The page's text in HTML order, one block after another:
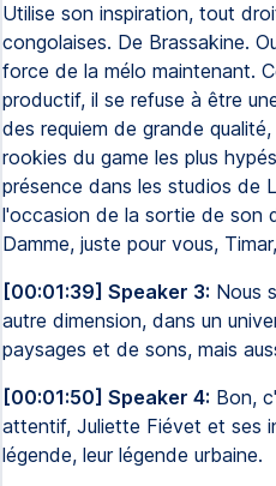
Utilise son inspiration, tout
congolaises. De Brassakine.
force de la mélo maintenant.
productif, il se refuse à être
des requiem de grande
rookies du game les plus
présence dans les studios de
l'occasion de la sortie de son
Damme, juste pour vous,
[00:01:39] Speaker 3: Nous
autre dimension, dans un
paysages et de sons, mais
[00:01:50] Speaker 4: Bon,
attentif, Juliette Fiévet et ses
légende, leur légende urbaine.